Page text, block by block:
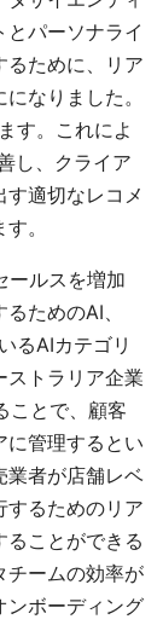
パーソナライ
るために、リア
なりました。
す。これによ
し、クライア
適切なレコメ
。
ールスを増加
ためのAI、
るAIカテゴリ
ストラリア企業
ことで、顧客
に管理するとい
業者が店舗レベ
するためのリア
ることができる
チームの効率が
ンボーディング